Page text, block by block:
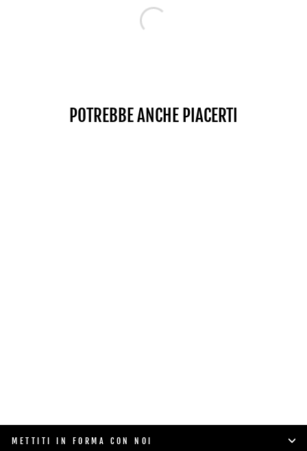
POTREBBE ANCHE PIACERTI
METTITI IN FORMA CON NOI